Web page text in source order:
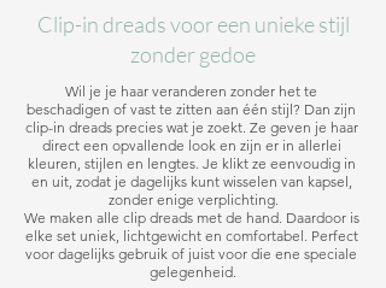
Clip-in dreads voor een unieke stijl
zonder gedoe
Wil je je haar veranderen zonder het te
beschadigen of vast te zitten aan één stijl? Dan zijn
clip-in dreads precies wat je zoekt. Ze geven je haar
direct een opvallende look en zijn er in allerlei
kleuren, stijlen en lengtes. Je klikt ze eenvoudig in
en uit, zodat je dagelijks kunt wisselen van kapsel,
zonder enige verplichting.
We maken alle clip dreads met de hand. Daardoor is
elke set uniek, lichtgewicht en comfortabel. Perfect
voor dagelijks gebruik of juist voor die ene speciale
gelegenheid.